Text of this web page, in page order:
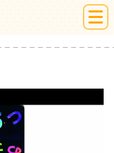
絵本ひろば